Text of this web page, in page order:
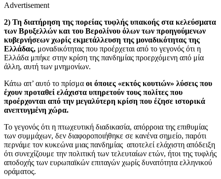
Advertisement
2) Τη διατήρηση της πορείας τυφλής υπακοής στα κελεύσματα
των Βρυξελλών και του Βερολίνου όλων των προηγούμενων
κυβερνήσεων χωρίς εκμετάλλευση της μοναδικότητας της
Ελλάδας, μοναδικότητας που προέρχεται από το γεγονός ότι η
Ελλάδα μπήκε στην κρίση της πανδημίας προερχόμενη από μία
άλλη, αυτή των μνημονίων.
Κάτω απ’ αυτό το πρίσμα οι όποιες «εκτός κουτιών» λύσεις που
έχουν προταθεί ελάχιστα υπηρετούν τους πολίτες που
προέρχονται από την μεγαλύτερη κρίση που έζησε ιστορικά
ανεπτυγμένη χώρα.
Το γεγονός ότι η πτωχευτική διαδικασία, απόρροια της επιθυμίας
των συμμάχων, δεν διαφοροποιήθηκε σε κανένα σημείο, παρότι
περνάμε τον κυκεώνα μιας πανδημίας αποτελεί ελάχιστη απόδειξη
ότι συνεχίζουμε την πολιτική των τελευταίων ετών, ήτοι της τυφλής
αποδοχής των ευρωπαϊκών επιταγών χωρίς δυνατότητα ελληνικού
οράματος.